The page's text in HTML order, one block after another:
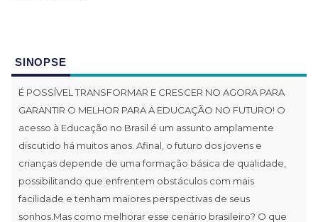
SINOPSE
É POSSÍVEL TRANSFORMAR E CRESCER NO AGORA PARA
GARANTIR O MELHOR PARA A EDUCAÇÃO NO FUTURO! O
acesso à Educação no Brasil é um assunto amplamente
discutido há muitos anos. Afinal, o futuro dos jovens e
crianças depende de uma formação básica de qualidade,
possibilitando que enfrentem obstáculos com mais
facilidade e tenham maiores perspectivas de seus
sonhos.Mas como melhorar esse cenário brasileiro? O que